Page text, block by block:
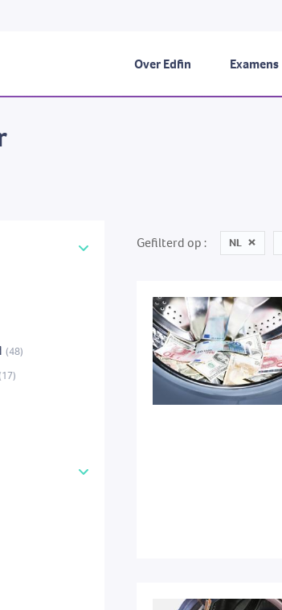
Over Edfin Examens
(48)
Gefilterd op NL